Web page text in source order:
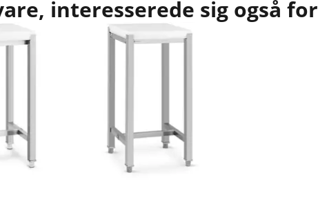
interesserede sig også for